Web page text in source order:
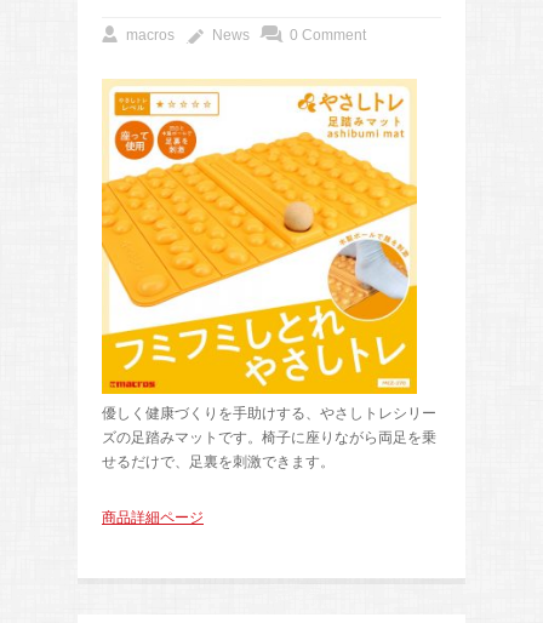
macros News 0 Comment
優しく健康づくりを手助けする、やさしトレシリー
ズの足踏みマットです。椅子に座りながら両足を乗
せるだけで、足裏を刺激できます。
商品詳細ページ